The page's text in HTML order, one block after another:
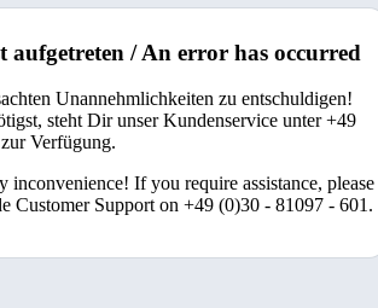
aufgetreten / An error has occurred
Unannehmlichkeiten zu entschuldigen!
steht Dir unser Kundenservice unter +49
Verfügung.
inconvenience! If you require assistance, please
Customer Support on +49 (0)30 - 81097 - 601.